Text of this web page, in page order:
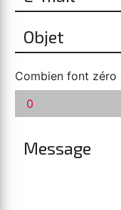
Combien font zéro